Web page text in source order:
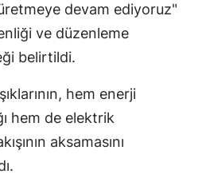
Kars
Kayseri
Kırklareli
devam ediyoruz"
ve düzenleme
belirtildi.
hem enerji
hem de elektrik
aksamasını